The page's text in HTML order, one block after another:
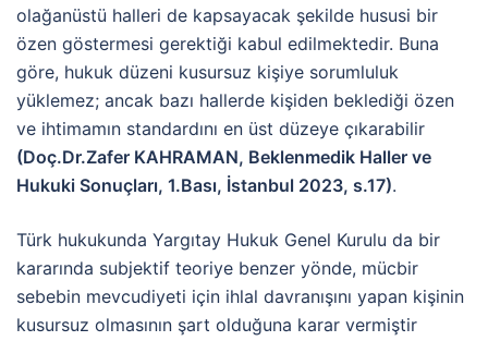
olağanüstü halleri de kapsayacak şekilde hususi bir
özen göstermesi gerektiği kabul edilmektedir. Buna
göre, hukuk düzeni kusursuz kişiye sorumluluk
yüklemez; ancak bazı hallerde kişiden beklediği özen
ve ihtimamın standardını en üst düzeye çıkarabilir
(Doç.Dr.Zafer KAHRAMAN, Beklenmedik Haller ve
Hukuki Sonuçları, 1.Bası, İstanbul 2023, s.17).
Türk hukukunda Yargıtay Hukuk Genel Kurulu da bir
kararında subjektif teoriye benzer yönde, mücbir
sebebin mevcudiyeti için ihlal davranışını yapan kişinin
kusursuz olmasının şart olduğuna karar vermiştir